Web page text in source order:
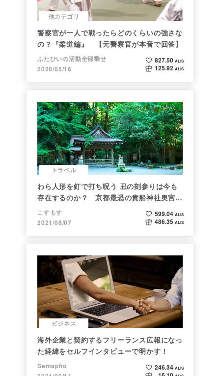
他カテゴリ
警察官が一人で戦ったらどのくらいの強さな
の？『柔道編』 【元警察官が本音で回答】
ふたひいの活動全部乗せ
2020/05/16
827.50 ALIS
125.92 ALIS
トラベル
わら人形を釘で打ち呪う 丑の刻参りは今も
存在するのか？ 京都最恐の貴船神社奥宮を
調べた
こすもす
2021/08/07
599.04 ALIS
486.35 ALIS
ビジネス
海外企業と契約するフリーランス広報になっ
た経緯をセルフインタビューで明かす！
Semapho
246.34 ALIS